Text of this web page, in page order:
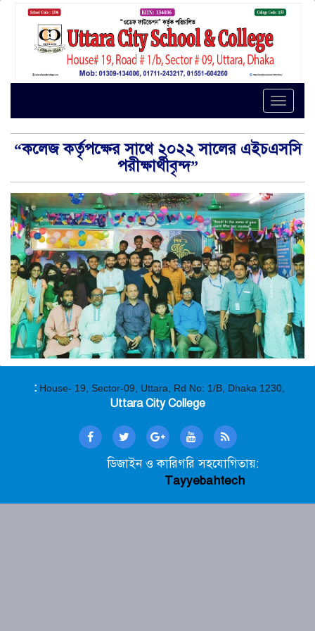
Toggle
“কলেজ কর্তৃপক্ষের সাথে ২০২২ সালের এইচএসসি
পরীক্ষার্থীবৃন্দ”
: House- 19, Sector-09, Uttara, Rd No: 1/B, Dhaka 1230,
Uttara City College
ডিজাইন ও কারিগরি সহযোগিতায়:
Tayyebahtech